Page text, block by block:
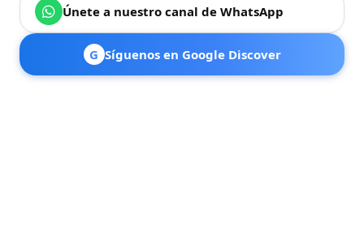
Únete a nuestro canal de WhatsApp
G Síguenos en Google Discover